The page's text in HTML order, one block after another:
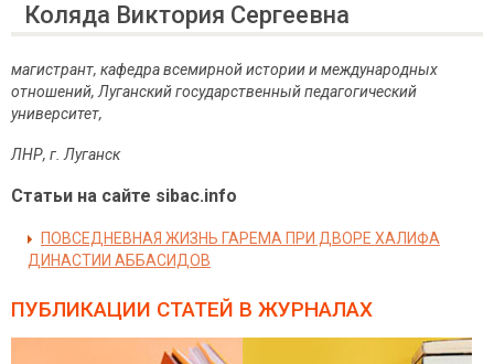
Коляда Виктория Сергеевна
магистрант, кафедра всемирной истории и международных
отношений, Луганский государственный педагогический
университет,
ЛНР, г. Луганск
Статьи на сайте sibac.info
ПОВСЕДНЕВНАЯ ЖИЗНЬ ГАРЕМА ПРИ ДВОРЕ ХАЛИФА
ДИНАСТИИ АББАСИДОВ
ПУБЛИКАЦИИ СТАТЕЙ В ЖУРНАЛАХ